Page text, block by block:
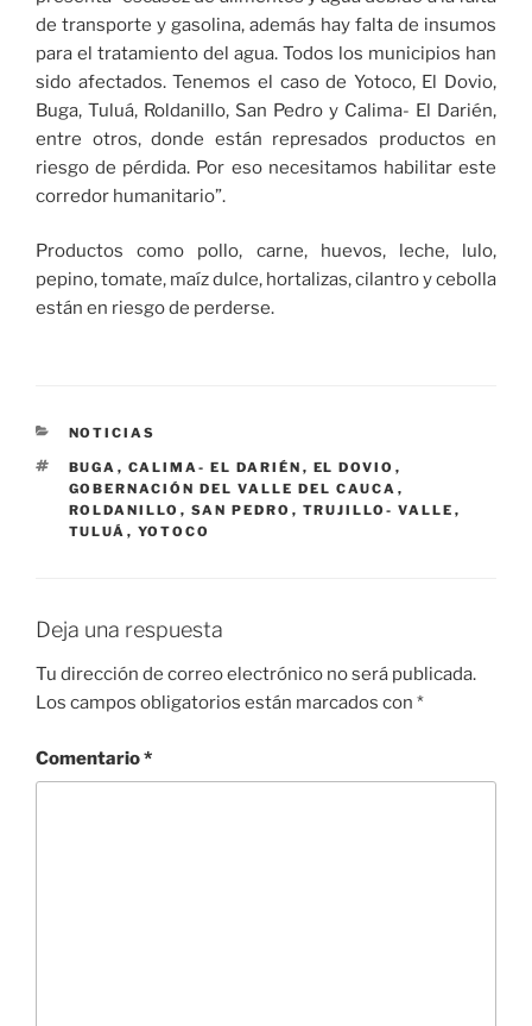
de transporte y gasolina, además hay falta de insumos
para el tratamiento del agua. Todos los municipios han
sido afectados. Tenemos el caso de Yotoco, El Dovio,
Buga, Tuluá, Roldanillo, San Pedro y Calima- El Darién,
entre otros, donde están represados productos en
riesgo de pérdida. Por eso necesitamos habilitar este
corredor humanitario”.
Productos como pollo, carne, huevos, leche, lulo,
pepino, tomate, maíz dulce, hortalizas, cilantro y cebolla
están en riesgo de perderse.
CATEGORÍAS
NOTICIAS
ETIQUETAS
BUGA , CALIMA- EL DARIÉN , EL DOVIO ,
GOBERNACIÓN DEL VALLE DEL CAUCA ,
ROLDANILLO , SAN PEDRO , TRUJILLO- VALLE ,
TULUÁ , YOTOCO
Deja una respuesta
Tu dirección de correo electrónico no será publicada.
Los campos obligatorios están marcados con *
Comentario*